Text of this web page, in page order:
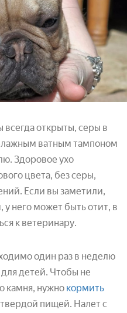
всегда открыты, серы в
ватным тампоном
Здоровое ухо
цвета, без серы,
Если вы заметили,
у него может быть отит, в
к ветеринару.
один раз в неделю
детей. Чтобы не
камня, нужно кормить
пищей. Налет с